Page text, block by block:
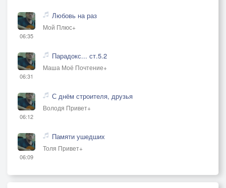
06:35
Любовь на раз
Мой Плюс+
06:31
Парадокс... ст.5.2
Маша Моё Почтение+
06:12
С днём строителя, друзья
Володя Привет+
06:09
Памяти ушедших
Толя Привет+